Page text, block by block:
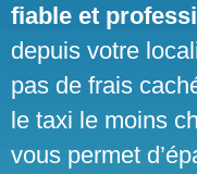
fiable et
depuis votre
pas de frais
le taxi le moins
vous permet